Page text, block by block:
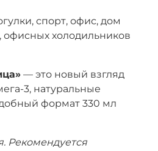
спорт, офис, дом
офисных холодильников
— это новый взгляд
3, натуральные
формат 330 мл
Рекомендуется